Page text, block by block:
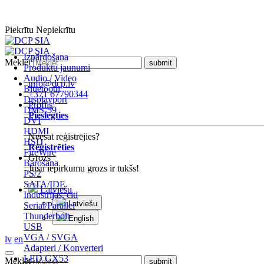
Piekrītu Nepiekrītu
Izpārdošana
Produktu jaunumi
Audio / Video
Bluetooth
Displayport
DMS-59
DVI
HDMI
HSD
FireWire
Barošana
PS/2
SATA/IDE
Industrijas, citi
Serial/Parallel
Thunderbolt
USB
VGA / SVGA
Adapteri / Konverteri
LED GX53
Meklēt
info@dcp.lv
+371 67790344
Profils
Pieslēgties
Neesat reģistrējies?
Reģistrēties
Grozs
Jūsu iepirkumu grozs ir tukšs!
Latviešu
Latviešu
English
lv en
Meklēt